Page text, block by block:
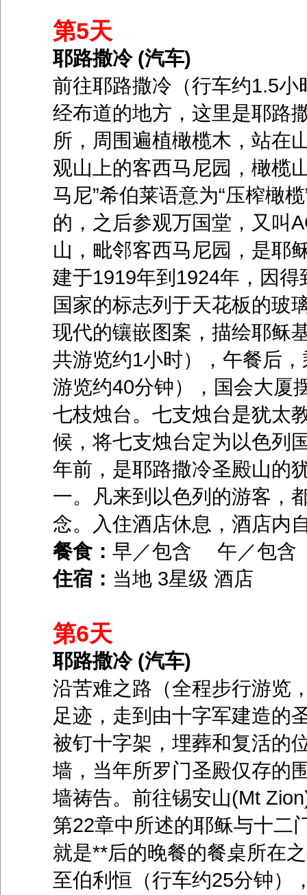
第5天
耶路撒冷 (汽车)
前往耶路撒冷（行车约1.5
经布道的地方，这里是耶路
所，周围遍植橄榄木，站在
观山上的客西马尼园，橄榄
马尼”希伯莱语意为“压榨橄
的，之后参观万国堂，又叫
山，毗邻客西马尼园，是耶
建于1919年到1924年，因
国家的标志列于天花板的玻
现代的镶嵌图案，描绘耶稣
共游览约1小时），午餐后
游览约40分钟），国会大厦
七枝烛台。七支烛台是犹太
候，将七支烛台定为以色列
年前，是耶路撒冷圣殿山的
一。凡来到以色列的游客，
念。入住酒店休息，酒店内
餐食： 早／包含 午／包
住宿： 当地 3星级 酒店
第6天
耶路撒冷 (汽车)
沿苦难之路（全程步行游览
足迹，走到由十字军建造的
被钉十字架，埋葬和复活的
墙，当年所罗门圣殿仅存的
墙祷告。前往锡安山(Mt
第22章中所述的耶稣与十二
就是**后的晚餐的餐桌所在
至伯利恒（行车约25分钟）